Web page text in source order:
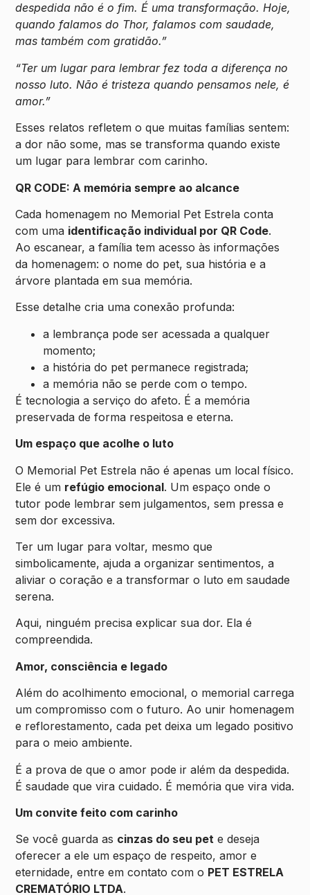
despedida não é o fim. É uma transformação. Hoje,
quando falamos do Thor, falamos com saudade,
mas também com gratidão.”
“Ter um lugar para lembrar fez toda a diferença no
nosso luto. Não é tristeza quando pensamos nele, é
amor.”
Esses relatos refletem o que muitas famílias sentem:
a dor não some, mas se transforma quando existe
um lugar para lembrar com carinho.
QR CODE: A memória sempre ao alcance
Cada homenagem no Memorial Pet Estrela conta
com uma identificação individual por QR Code.
Ao escanear, a família tem acesso às informações
da homenagem: o nome do pet, sua história e a
árvore plantada em sua memória.
Esse detalhe cria uma conexão profunda:
a lembrança pode ser acessada a qualquer
momento;
a história do pet permanece registrada;
a memória não se perde com o tempo.
É tecnologia a serviço do afeto. É a memória
preservada de forma respeitosa e eterna.
Um espaço que acolhe o luto
O Memorial Pet Estrela não é apenas um local físico.
Ele é um refúgio emocional. Um espaço onde o
tutor pode lembrar sem julgamentos, sem pressa e
sem dor excessiva.
Ter um lugar para voltar, mesmo que
simbolicamente, ajuda a organizar sentimentos, a
aliviar o coração e a transformar o luto em saudade
serena.
Aqui, ninguém precisa explicar sua dor. Ela é
compreendida.
Amor, consciência e legado
Além do acolhimento emocional, o memorial carrega
um compromisso com o futuro. Ao unir homenagem
e reflorestamento, cada pet deixa um legado positivo
para o meio ambiente.
É a prova de que o amor pode ir além da despedida.
É saudade que vira cuidado. É memória que vira vida.
Um convite feito com carinho
Se você guarda as cinzas do seu pet e deseja
oferecer a ele um espaço de respeito, amor e
eternidade, entre em contato com o PET ESTRELA
CREMATÓRIO LTDA.